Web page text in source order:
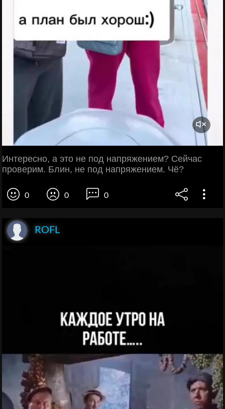
Интересно, а это не под напряжением? Сейчас
проверим. Блин, не под напряжением. Чё?
0 0 0
ROFL